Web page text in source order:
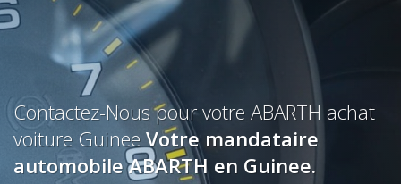
Contactez-Nous pour votre ABARTH achat
voiture GuineeVotre mandataire
automobile ABARTH en Guinee.